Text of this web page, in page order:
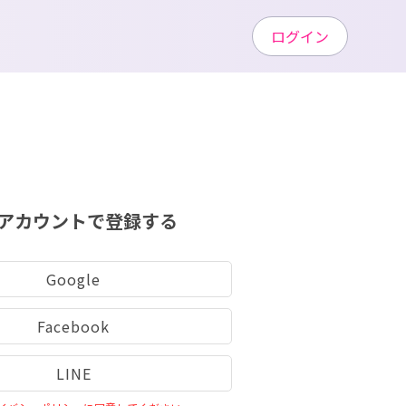
カウントで登録する
Google
Facebook
LINE
ログイン